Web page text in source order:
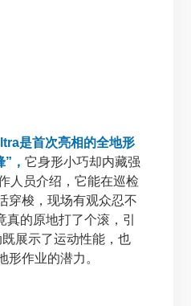
是首次亮相的全地形
”，它身形小巧却内藏强
人员介绍，它能在巡检
穿梭，现场有观众忍不
真的原地打了个滚，引
展示了运动性能，也
形作业的潜力。